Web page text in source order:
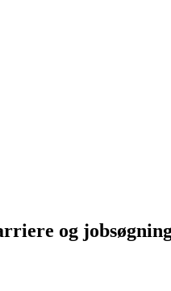
og